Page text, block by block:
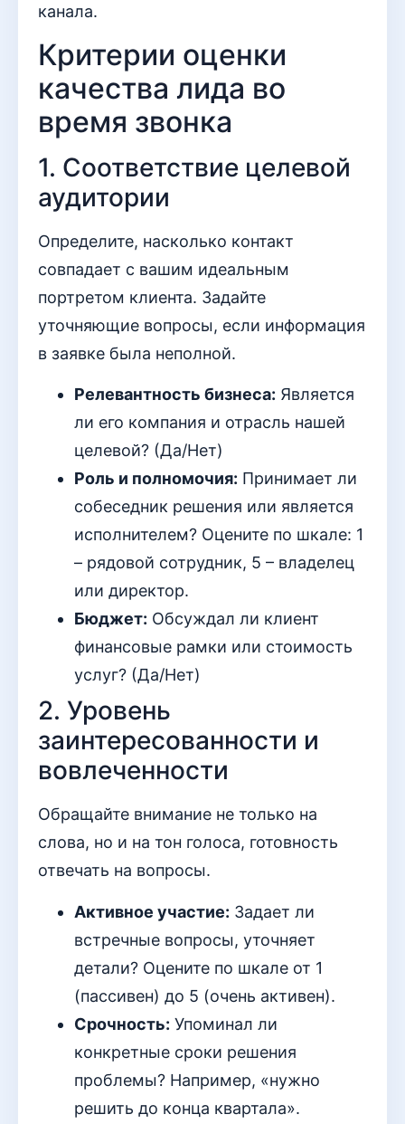
канала.
Критерии оценки
качества лида во
время звонка
1. Соответствие целевой
аудитории
Определите, насколько контакт
совпадает с вашим идеальным
портретом клиента. Задайте
уточняющие вопросы, если информация
в заявке была неполной.
Релевантность бизнеса: Является
ли его компания и отрасль нашей
целевой? (Да/Нет)
Роль и полномочия: Принимает ли
собеседник решения или является
исполнителем? Оцените по шкале: 1
– рядовой сотрудник, 5 – владелец
или директор.
Бюджет: Обсуждал ли клиент
финансовые рамки или стоимость
услуг? (Да/Нет)
2. Уровень
заинтересованности и
вовлеченности
Обращайте внимание не только на
слова, но и на тон голоса, готовность
отвечать на вопросы.
Активное участие: Задает ли
встречные вопросы, уточняет
детали? Оцените по шкале от 1
(пассивен) до 5 (очень активен).
Срочность: Упоминал ли
конкретные сроки решения
проблемы? Например, «нужно
решить до конца квартала».